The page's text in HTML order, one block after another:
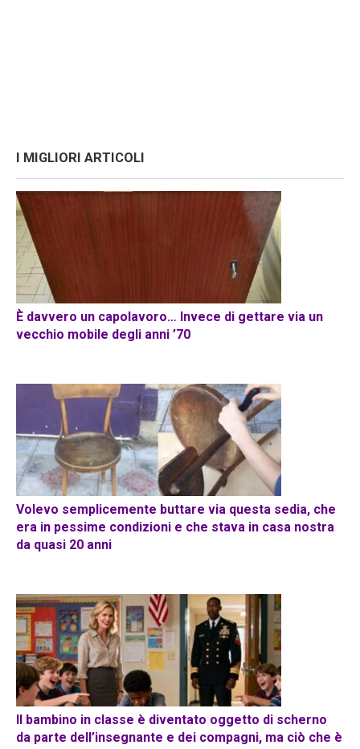
I MIGLIORI ARTICOLI
È davvero un capolavoro… Invece di gettare via un
vecchio mobile degli anni ’70
Volevo semplicemente buttare via questa sedia, che
era in pessime condizioni e che stava in casa nostra
da quasi 20 anni
Il bambino in classe è diventato oggetto di scherno
da parte dell’insegnante e dei compagni, ma ciò che è